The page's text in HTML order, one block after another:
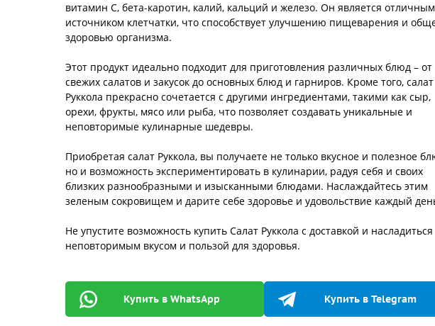
витамин С, бета-каротин, калий, кальций и железо. Он является отличным
источником клетчатки, что способствует улучшению пищеварения и
здоровью организма.
Этот продукт идеально подходит для приготовления различных блюд – от
свежих салатов и закусок до основных блюд и гарниров. Кроме того, салат
Руккола прекрасно сочетается с другими ингредиентами, такими как сыр,
орехи, фрукты, мясо или рыба, что позволяет создавать уникальные и
неповторимые кулинарные шедевры.
Приобретая салат Руккола, вы получаете не только вкусное и полезное
но и возможность экспериментировать в кулинарии, радуя себя и своих
близких разнообразными и изысканными блюдами. Наслаждайтесь этим
зеленым сокровищем и дарите себе здоровье и удовольствие каждый
Не упустите возможность купить Салат Руккола с доставкой и насладиться
неповторимым вкусом и пользой для здоровья.
Купить в WhatsApp Купить в Telegram